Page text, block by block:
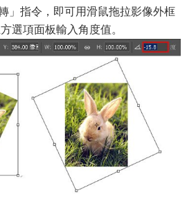
」指令，即可用滑鼠拖拉影像外框
選項面板輸入角度值。